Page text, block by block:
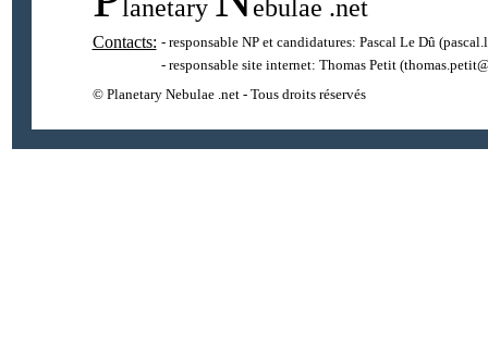
lanetary ebulae .net
Contacts: - responsable NP et candidatures: Pascal Le Dû
- responsable site internet: Thomas Petit
© Planetary Nebulae .net - Tous droits réservés